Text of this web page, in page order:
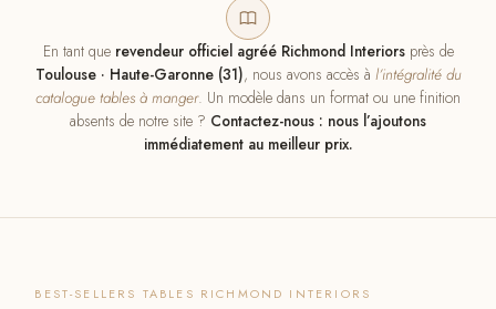
En tant que revendeur officiel agréé Richmond Interiorsprès de
Toulouse · Haute-Garonne (31), nous avons accès à l’intégralité du
catalogue tables à manger. Un modèle dans un format ou une finition
absents de notre site ? Contactez-nous : nous l’ajoutons
immédiatement au meilleur prix.
BEST-SELLERS TABLES RICHMOND INTERIORS